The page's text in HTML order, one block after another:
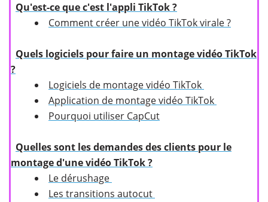
Qu'est-ce que c'est l'appli TikTok ?
Comment créer une vidéo TikTok virale ?
Quels logiciels pour faire un montage vidéo TikTok
?
Logiciels de montage vidéo TikTok
Application de montage vidéo TikTok
Pourquoi utiliser CapCut
Quelles sont les demandes des clients pour le
montage d'une vidéo TikTok ?
Le dérushage
Les transitions autocut